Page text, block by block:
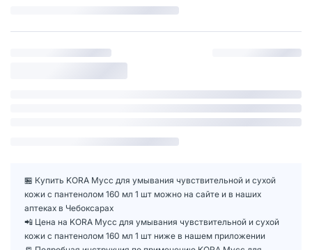
🏪 Купить KORA Мусс для умывания чувствительной и сухой
кожи с пантенолом 160 мл 1 шт можно на сайте и в наших
аптеках в Чебоксарах
📲 Цена на KORA Мусс для умывания чувствительной и сухой
кожи с пантенолом 160 мл 1 шт ниже в нашем приложении